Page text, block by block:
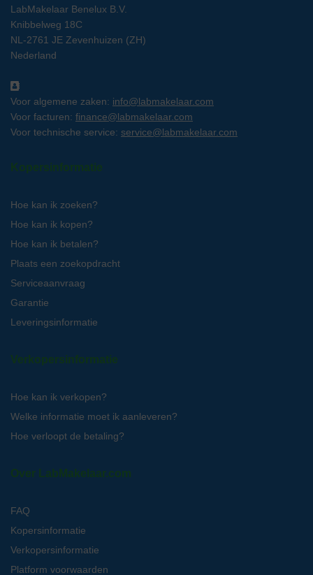
LabMakelaar Benelux B.V.
Knibbelweg 18C
NL-2761 JE Zevenhuizen (ZH)
Nederland
Voor algemene zaken: info@labmakelaar.com
Voor facturen: finance@labmakelaar.com
Voor technische service: service@labmakelaar.com
Kopersinformatie
Hoe kan ik zoeken?
Hoe kan ik kopen?
Hoe kan ik betalen?
Plaats een zoekopdracht
Serviceaanvraag
Garantie
Leveringsinformatie
Verkopersinformatie
Hoe kan ik verkopen?
Welke informatie moet ik aanleveren?
Hoe verloopt de betaling?
Over LabMakelaar.com
FAQ
Kopersinformatie
Verkopersinformatie
Platform voorwaarden